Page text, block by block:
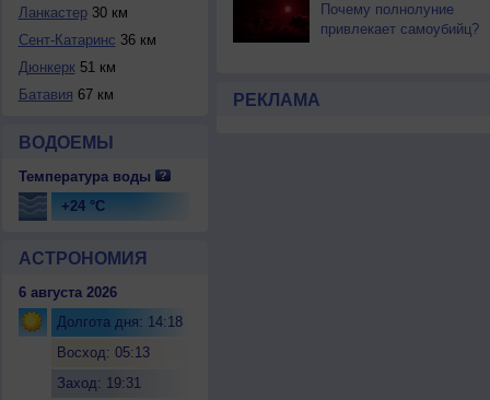
Ланкастер30 км
Сент-Катаринс 36 км
Дюнкерк51 км
Батавия 67 км
ВОДОЕМЫ
Температура воды
+24 °C
АСТРОНОМИЯ
6 августа 2026
Долгота дня: 14:18
Восход: 05:13
Заход: 19:31
Почему полнолуние
привлекает самоубийц?
РЕКЛАМА